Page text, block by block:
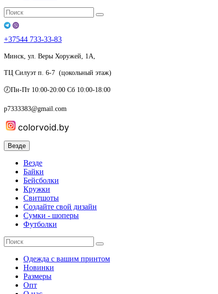
+37544 733-33-83
Минск, ул. Веры Хоружей, 1А,
ТЦ Силуэт п. 6-7 (цокольный этаж)
🕖Пн-Пт 10:00-20:00 Сб 10:00-18:00
p7333383@gmail.com
colorvoid.by
Везде
Везде
Байки
Бейсболки
Кружки
Свитшоты
Создайте свой дизайн
Сумки - шоперы
Футболки
Одежда с вашим принтом
Новинки
Размеры
Опт